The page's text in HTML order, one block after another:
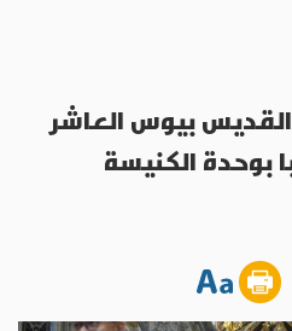
بيوس العاشر
بوحدة الكنيسة